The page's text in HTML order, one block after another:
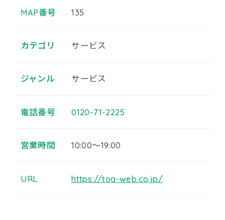
MAP番号 135
カテゴリ サービス
ジャンル サービス
電話番号 0120-71-2225
営業時間 10:00～19:00
URL https://toa-web.co.jp/